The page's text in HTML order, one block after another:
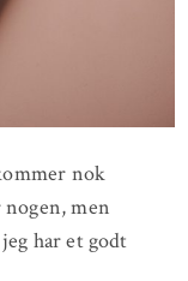
nok
men
har et godt